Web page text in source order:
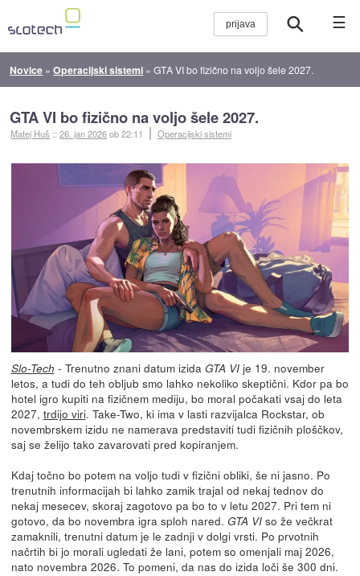
☰
Novice »Operacijski sistemi »GTA VI bo fizično na voljo šele 2027.
GTA VI bo fizično na voljo šele 2027.
Matej Huš ::26. jan 2026ob 22:11 Operacijski sistemi
Slo-Tech - Trenutno znani datum izida GTA VIje 19. november
letos, a tudi do teh obljub smo lahko nekoliko skeptični. Kdor pa bo
hotel igro kupiti na fizičnem mediju, bo moral počakati vsaj do leta
2027, trdijo viri. Take-Two, ki ima v lasti razvijalca Rockstar, ob
novembrskem izidu ne namerava predstaviti tudi fizičnih ploščkov,
saj se želijo tako zavarovati pred kopiranjem.
Kdaj točno bo potem na voljo tudi v fizični obliki, še ni jasno. Po
trenutnih informacijah bi lahko zamik trajal od nekaj tednov do
nekaj mesecev, skoraj zagotovo pa bo to v letu 2027. Pri tem ni
gotovo, da bo novembra igra sploh nared. GTA VIso že večkrat
zamaknili, trenutni datum je le zadnji v dolgi vrsti. Po prvotnih
načrtih bi jo morali ugledati že lani, potem so omenjali maj 2026,
nato novembra 2026. To pomeni, da nas do izida loči še 300 dni.